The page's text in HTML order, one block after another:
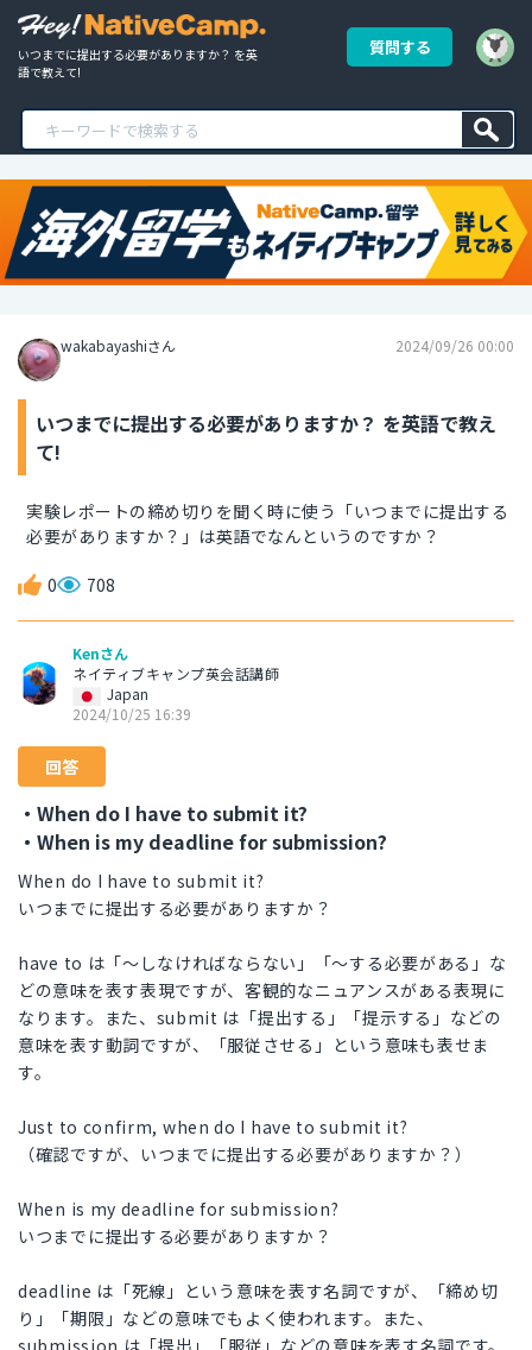
いつまでに提出する必要がありますか？ を英
語で教えて!
質問する
wakabayashiさん 2024/09/26 00:00
いつまでに提出する必要がありますか？ を英語で教え
て!
実験レポートの締め切りを聞く時に使う「いつまでに提出する
必要がありますか？」は英語でなんというのですか？
0 708
Kenさん
ネイティブキャンプ英会話講師
Japan
2024/10/25 16:39
回答
・When do I have to submit it?
・When is my deadline for submission?
When do I have to submit it?
いつまでに提出する必要がありますか？
have to は「〜しなければならない」「〜する必要がある」な
どの意味を表す表現ですが、客観的なニュアンスがある表現に
なります。また、submit は「提出する」「提示する」などの
意味を表す動詞ですが、「服従させる」という意味も表せま
す。
Just to confirm, when do I have to submit it?
（確認ですが、いつまでに提出する必要がありますか？）
When is my deadline for submission?
いつまでに提出する必要がありますか？
deadline は「死線」という意味を表す名詞ですが、「締め切
り」「期限」などの意味でもよく使われます。また、